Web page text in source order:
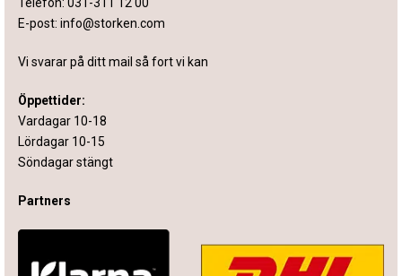
Telefon: 031-311 12 00
E-post: info@storken.com
Vi svarar på ditt mail så fort vi kan
Öppettider:
Vardagar 10-18
Lördagar 10-15
Söndagar stängt
Partners